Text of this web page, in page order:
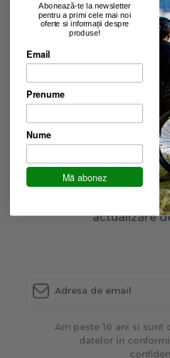
Aboneaza-
Fii primul care afla
actualizare
Am peste 16 ani si
datelor in
Abonează-te la newsletter
pentru a primi cele mai noi
oferte si informații despre
produse!
Email
Prenume
Nume
Mă abonez